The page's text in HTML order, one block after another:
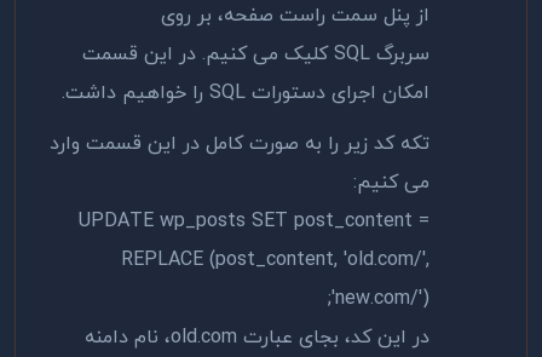
از پنل سمت راست صفحه، بر روی
سربرگ SQL کلیک می کنیم. در این قسمت
امکان اجرای دستورات SQL را خواهیم داشت.
تکه کد زیر را به صورت کامل در این قسمت وارد
می کنیم:
UPDATE wp_posts SET post_content =
REPLACE (post_content, 'old.com/',
'new.com/');
در این کد، بجای عبارت old.com، نام دامنه